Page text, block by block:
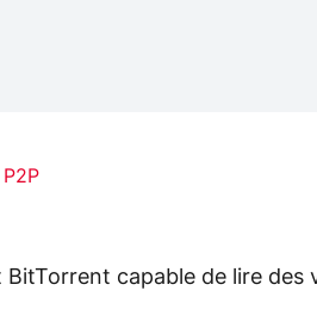
capable de lire des